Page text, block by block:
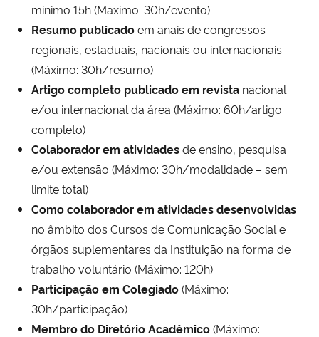
mínimo 15h (Máximo: 30h/evento)
Resumo publicadoem anais de congressos
regionais, estaduais, nacionais ou internacionais
(Máximo: 30h/resumo)
Artigo completo publicado em revista nacional
e/ou internacional da área (Máximo: 60h/artigo
completo)
Colaborador em atividadesde ensino, pesquisa
e/ou extensão (Máximo: 30h/modalidade – sem
limite total)
Como colaborador em atividades desenvolvidas
no âmbito dos Cursos de Comunicação Social e
órgãos suplementares da Instituição na forma de
trabalho voluntário (Máximo: 120h)
Participação em Colegiado(Máximo:
30h/participação)
Membro do Diretório Acadêmico(Máximo: